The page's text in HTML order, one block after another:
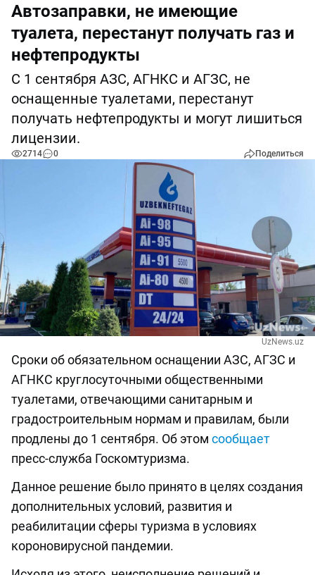
Автозаправки, не имеющие
туалета, перестанут получать газ и
нефтепродукты
С 1 сентября АЗС, АГНКС и АГЗС, не
оснащенные туалетами, перестанут
получать нефтепродукты и могут лишиться
лицензии.
2714 0 Поделиться
UzNews.uz
Сроки об обязательном оснащении АЗС, АГЗС и
АГНКС круглосуточными общественными
туалетами, отвечающими санитарным и
градостроительным нормам и правилам, были
продлены до 1 сентября. Об этом сообщает
пресс-служба Госкомтуризма.
Данное решение было принято в целях создания
дополнительных условий, развития и
реабилитации сферы туризма в условиях
короновирусной пандемии.